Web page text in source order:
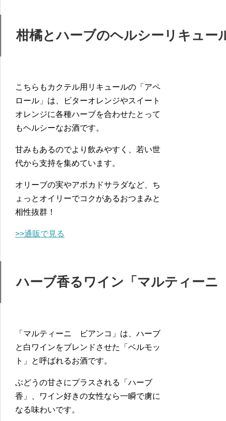
柑橘とハーブのヘルシーリキュー
こちらもカクテル用リキュールの「アペ
ロール」は、ビターオレンジやスイート
オレンジに各種ハーブを合わせたとって
もヘルシーなお酒です。
甘みもあるのでより飲みやすく、若い世
代から支持を集めています。
オリーブの実やアボカドサラダなど、ち
ょっとオイリーでコクがあるおつまみと
相性抜群！
>>通販で見る
ハーブ香るワイン「マルティー
「マルティーニ ビアンコ」は、ハーブ
と白ワインをブレンドさせた「ベルモッ
ト」と呼ばれるお酒です。
ぶどうの甘さにプラスされる「ハーブ
香」、ワイン好きの女性なら一瞬で虜に
なる味わいです。